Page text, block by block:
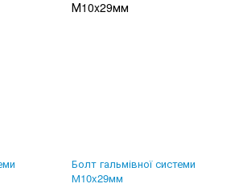
Болт гальмівної системи
М10x29мм